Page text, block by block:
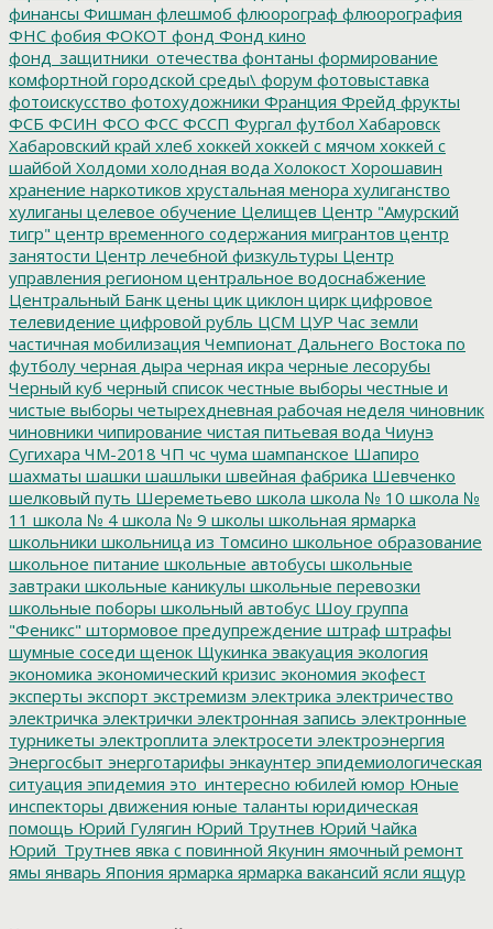
финансы Фишман флешмоб флюорограф флюорография
ФНС фобия ФОКОТ фонд Фонд кино
фонд_защитники_отечества фонтаны формирование
комфортной городской среды\ форум фотовыставка
фотоискусство фотохудожники Франция Фрейд фрукты
ФСБ ФСИН ФСО ФСС ФССП Фургал футбол Хабаровск
Хабаровский край хлеб хоккей хоккей с мячом хоккей с
шайбой Холдоми холодная вода Холокост Хорошавин
хранение наркотиков хрустальная менора хулиганство
хулиганы целевое обучение Целищев Центр "Амурский
тигр" центр временного содержания мигрантов центр
занятости Центр лечебной физкультуры Центр
управления регионом центральное водоснабжение
Центральный Банк цены цик циклон цирк цифровое
телевидение цифровой рубль ЦСМ ЦУР Час земли
частичная мобилизация Чемпионат Дальнего Востока по
футболу черная дыра черная икра черные лесорубы
Черный куб черный список честные выборы честные и
чистые выборы четырехдневная рабочая неделя чиновник
чиновники чипирование чистая питьевая вода Чиунэ
Сугихара ЧМ-2018 ЧП чс чума шампанское Шапиро
шахматы шашки шашлыки швейная фабрика Шевченко
шелковый путь Шереметьево школа школа № 10 школа №
11 школа № 4 школа № 9 школы школьная ярмарка
школьники школьница из Томсино школьное образование
школьное питание школьные автобусы школьные
завтраки школьные каникулы школьные перевозки
школьные поборы школьный автобус Шоу группа
"Феникс" штормовое предупреждение штраф штрафы
шумные соседи щенок Щукинка эвакуация экология
экономика экономический кризис экономия экофест
эксперты экспорт экстремизм электрика электричество
электричка электрички электронная запись электронные
турникеты электроплита электросети электроэнергия
Энергосбыт энерготарифы энкаунтер эпидемиологическая
ситуация эпидемия это_интересно юбилей юмор Юные
инспекторы движения юные таланты юридическая
помощь Юрий Гулягин Юрий Трутнев Юрий Чайка
Юрий_Трутнев явка с повинной Якунин ямочный ремонт
ямы январь Япония ярмарка ярмарка вакансий ясли ящур